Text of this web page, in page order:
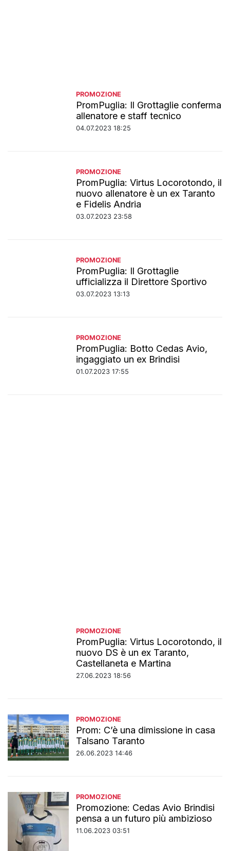
PROMOZIONE
PromPuglia: Il Grottaglie conferma
allenatore e staff tecnico
04.07.2023 18:25
PROMOZIONE
PromPuglia: Virtus Locorotondo, il
nuovo allenatore è un ex Taranto
e Fidelis Andria
03.07.2023 23:58
PROMOZIONE
PromPuglia: Il Grottaglie
ufficializza il Direttore Sportivo
03.07.2023 13:13
PROMOZIONE
PromPuglia: Botto Cedas Avio,
ingaggiato un ex Brindisi
01.07.2023 17:55
PROMOZIONE
PromPuglia: Virtus Locorotondo, il
nuovo DS è un ex Taranto,
Castellaneta e Martina
27.06.2023 18:56
PROMOZIONE
Prom: C’è una dimissione in casa
Talsano Taranto
26.06.2023 14:46
PROMOZIONE
Promozione: Cedas Avio Brindisi
pensa a un futuro più ambizioso
11.06.2023 03:51